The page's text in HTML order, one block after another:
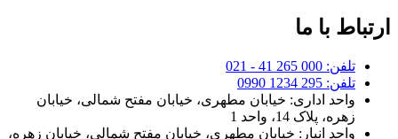
ارتباط با ما
تلفن: 000 265 41 - 021
تلفن: 295 1234 0990
واحد اداری: خیابان مطهری، خیابان مفتح شمالی، خیابان
زهره، پلاک 14، واحد 1
واحد انبار: خیابان مطهری، خیابان مفتح شمالی، خیابان زهره،